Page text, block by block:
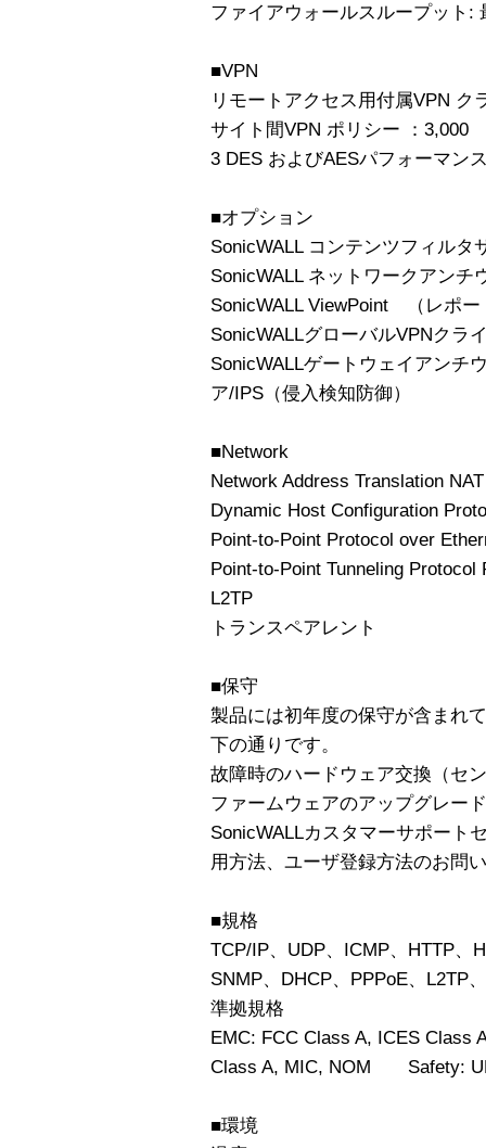
ファイアウォールスループット:
■VPN
リモートアクセス用付属VPN ク
サイト間VPN ポリシー ：3,000
3 DES およびAESパフォーマン
■オプション
SonicWALL コンテンツフィルタ
SonicWALL ネットワークアンチ
SonicWALL ViewPoint （レポー
SonicWALLグローバルVPNクラ
SonicWALLゲートウェイアンチ
ア/IPS（侵入検知防御）
■Network
Network Address Translation NAT
Dynamic Host Configuration
Point-to-Point Protocol over
Point-to-Point Tunneling Protocol
L2TP
トランスペアレント
■保守
製品には初年度の保守が含まれ
下の通りです。
故障時のハードウェア交換（セ
ファームウェアのアップグレード
SonicWALLカスタマーサポート
用方法、ユーザ登録方法のお問
■規格
TCP/IP、UDP、ICMP、HTTP、
SNMP、DHCP、PPPoE、L2TP
準拠規格
EMC: FCC Class A, ICES Class
Class A, MIC, NOM Safety:
■環境